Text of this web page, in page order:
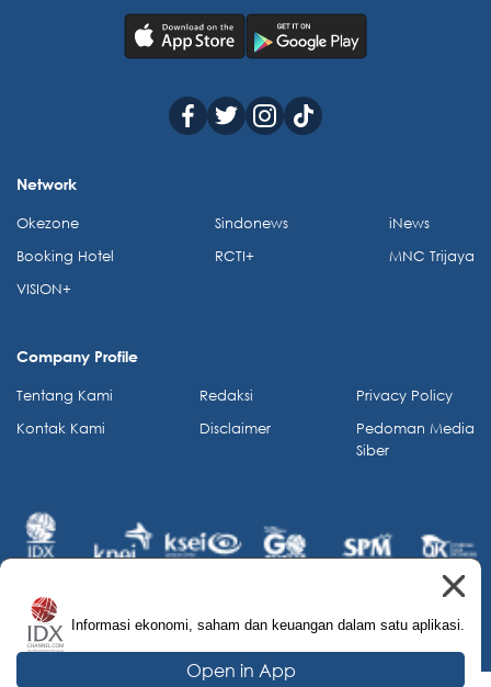
Informasi ekonomi, saham dan keuangan dalam satu aplikasi.
Open in App
Network
Okezone
Booking Hotel
VISION+
Sindonews
RCTI+
iNews
MNC Trijaya
Company Profile
Tentang Kami
Kontak Kami
Redaksi
Disclaimer
Privacy Policy
Pedoman Media
Siber
© 2026 IDX Channel. All Rights Reserved.